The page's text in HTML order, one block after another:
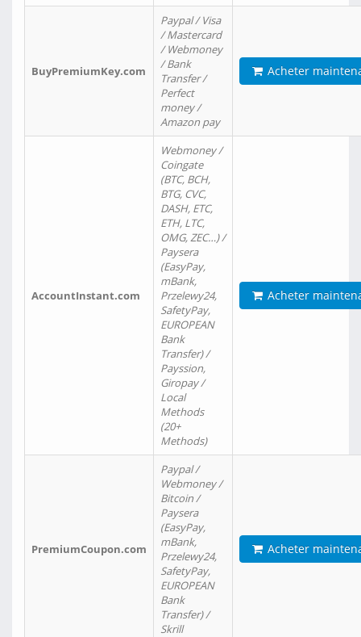
BuyPremiumKey.com
Paypal / Visa
/ Mastercard
/ Webmoney
/ Bank
Transfer /
Perfect
money /
Amazon pay
Acheter
AccountInstant.com
Webmoney /
Coingate
(BTC, BCH,
BTG, CVC,
DASH, ETC,
ETH, LTC,
OMG, ZEC…) /
Paysera
(EasyPay,
mBank,
Przelewy24,
SafetyPay,
EUROPEAN
Bank
Transfer) /
Payssion,
Giropay /
Local
Methods
(20+
Methods)
Acheter
PremiumCoupon.com
Paypal /
Webmoney /
Bitcoin /
Paysera
(EasyPay,
mBank,
Przelewy24,
SafetyPay,
EUROPEAN
Bank
Transfer) /
Skrill
Acheter